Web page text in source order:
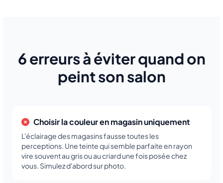
6 erreurs à éviter quand on
peint son salon
Choisir la couleur en magasin uniquement
L'éclairage des magasins fausse toutes les
perceptions. Une teinte qui semble parfaite en rayon
vire souvent au gris ou au criard une fois posée chez
vous. Simulez d'abord sur photo.